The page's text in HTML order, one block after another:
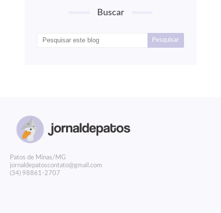
Buscar
Patos de Minas/MG
jornaldepatoscontato@gmail.com
(34) 98861-2707